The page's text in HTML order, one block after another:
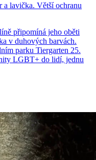
a lavička. Větší ochranu
připomíná jeho oběti
v duhových barvách.
parku Tiergarten 25.
LGBT+ do lidí, jednu